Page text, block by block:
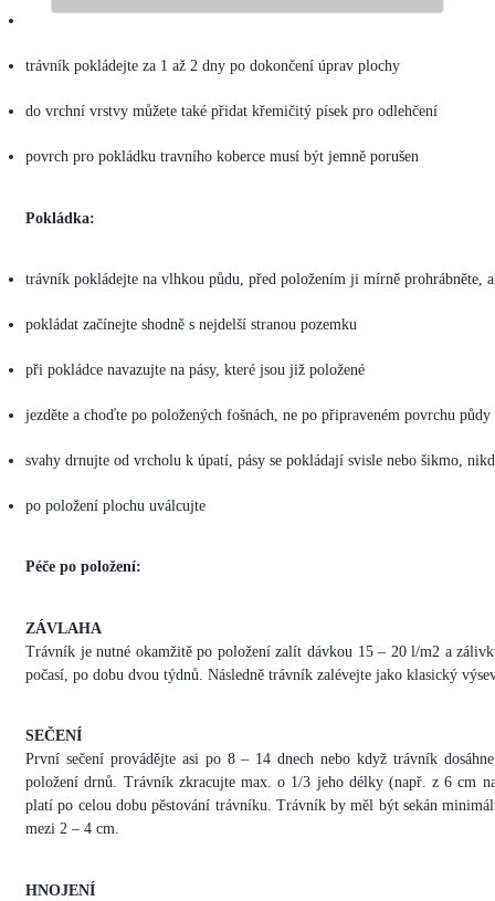
trávník pokládejte za 1 až 2 dny po dokončení úprav plochy
do vrchní vrstvy můžete také přidat křemičitý písek pro odlehčení
povrch pro pokládku travního koberce musí být jemně porušen
Pokládka:
trávník pokládejte na vlhkou půdu, před položením ji mírně prohrábněte,
pokládat začínejte shodně s nejdelší stranou pozemku
při pokládce navazujte na pásy, které jsou již položené
jezděte a choďte po položených fošnách, ne po připraveném povrchu půdy
svahy drnujte od vrcholu k úpatí, pásy se pokládají svisle nebo šikmo,
po položení plochu uválcujte
Péče po položení:
ZÁVLAHA
Trávník je nutné okamžitě po položení zalít dávkou 15 – 20 l/m2 a
počasí, po dobu dvou týdnů. Následně trávník zalévejte jako klasický
SEČENÍ
První sečení provádějte asi po 8 – 14 dnech nebo když trávník
položení drnů. Trávník zkracujte max. o 1/3 jeho délky (např. z 6 cm
platí po celou dobu pěstování trávníku. Trávník by měl být sekán
mezi 2 – 4 cm.
HNOJENÍ